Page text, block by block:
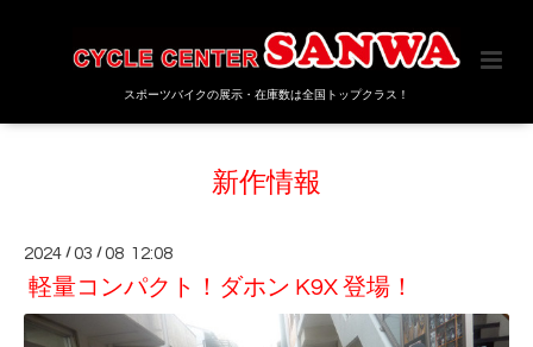
スポーツバイクの展示・在庫数は全国トップクラス！
新作情報
2024 /03 /08 12:08
軽量コンパクト！ダホン K9X 登場！